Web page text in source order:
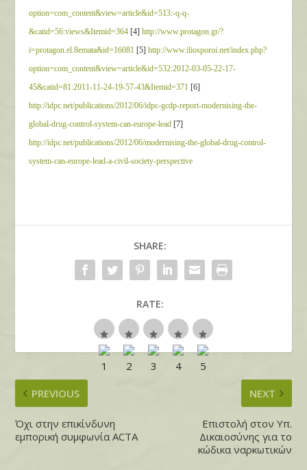
option=com_content&view=article&id=513:-q-q-
&catid=56:views&Itemid=364 [4] http://www.protagon.gr/?
i=protagon.el.8emata&id=16081 [5] http://www.iliosporoi.net/index.php?
option=com_content&view=article&id=532:2012-03-05-22-17-
45&catid=81:2011-11-24-19-57-43&Itemid=371 [6]
http://idpc.net/publications/2012/06/idpc-gcdp-report-modernising-the-
global-drug-control-system-can-europe-lead [7]
http://idpc.net/publications/2012/06/modernising-the-global-drug-control-
system-can-europe-lead-a-civil-society-perspective
SHARE:
RATE:
PREVIOUS
Όχι στην επικίνδυνη
εμπορική συμφωνία ACTA
NEXT
Επιστολή στον Υπ.
Δικαιοσύνης για το
κώδικα ναρκωτικών